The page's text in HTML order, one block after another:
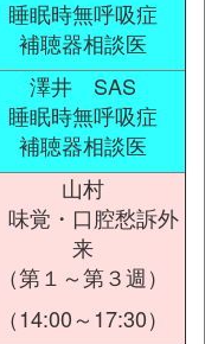
睡眠時無呼吸症
補聴器相談医
澤井 SAS
睡眠時無呼吸症
補聴器相談医
山村
味覚・口腔愁訴外
来
（第１～第３週）
（14:00～17:30）